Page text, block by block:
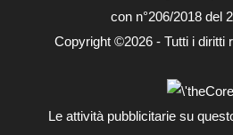
con n°206/2018 del
Copyright ©2026 - Tutti i diritti
Le attività pubblicitarie su